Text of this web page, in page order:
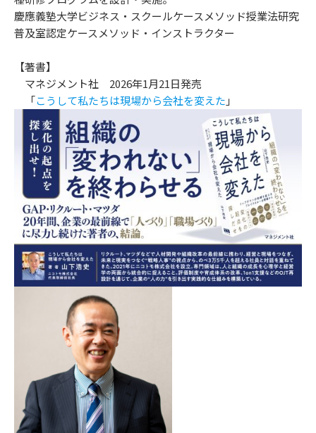
コラム
コンセプト
慶應義塾大学ビジネス・スクールケースメソッド授業法研究
普及室認定ケースメソッド・インストラクター
【著書】
マネジメント社 2026年1月21日発売
「こうして私たちは現場から会社を変えた 」